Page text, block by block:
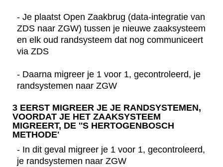
- Je plaatst Open Zaakbrug (data-integratie van
ZDS naar ZGW) tussen je nieuwe zaaksysteem
en elk oud randsysteem dat nog communiceert
via ZDS
- Daarna migreer je 1 voor 1, gecontroleerd, je
randsystemen naar ZGW
3 EERST MIGREER JE JE RANDSYSTEMEN,
VOORDAT JE HET ZAAKSYSTEEM
MIGREERT, DE ''S HERTOGENBOSCH
METHODE'
- In dit geval migreer je 1 voor 1, gecontroleerd,
je randsystemen naar ZGW